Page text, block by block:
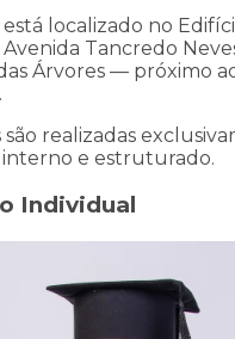
localizado no
Tancredo
Árvores — próximo
são realizadas
e estruturado.
Individual